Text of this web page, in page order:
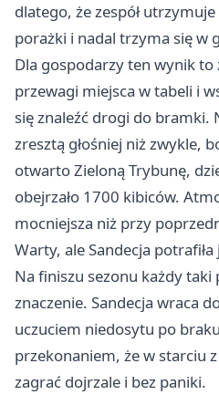
dlatego, że zespół
porażki i nadal trzyma się w
Dla gospodarzy ten wynik to
przewagi miejsca w tabeli i
się znaleźć drogi do bramki.
zresztą głośniej niż zwykle,
otwarto Zieloną Trybunę,
obejrzało 1700 kibiców.
mocniejsza niż przy
Warty, ale Sandecja
Na finiszu sezonu każdy
znaczenie. Sandecja wraca
uczuciem niedosytu po
przekonaniem, że w starciu
zagrać dojrzale i bez paniki.